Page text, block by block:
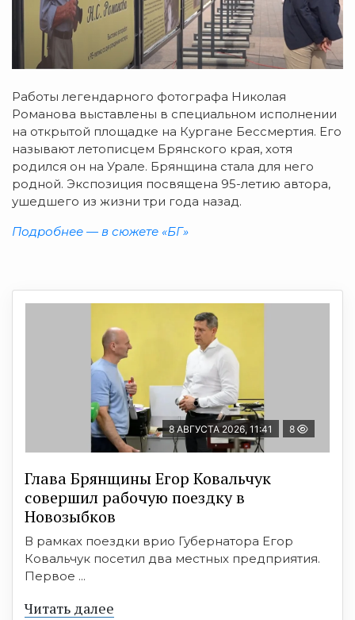
Работы легендарного фотографа Николая
Романова выставлены в специальном исполнении
на открытой площадке на Кургане Бессмертия. Его
называют летописцем Брянского края, хотя
родился он на Урале. Брянщина стала для него
родной. Экспозиция посвящена 95-летию автора,
ушедшего из жизни три года назад.
Подробнее — в сюжете «БГ»
8 АВГУСТА 2026, 11:41 8
Глава Брянщины Егор Ковальчук
совершил рабочую поездку в
Новозыбков
В рамках поездки врио Губернатора Егор
Ковальчук посетил два местных предприятия.
Первое ...
Читать далее